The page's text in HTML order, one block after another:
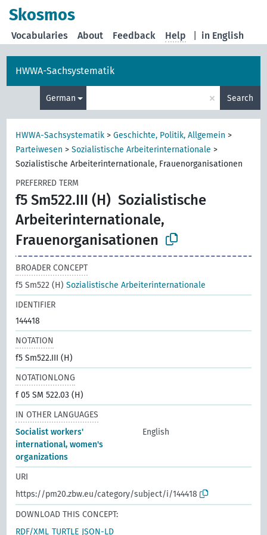
Skosmos
in English
Vocabularies About Feedback Help
HWWA-Sachsystematik
German × Search
HWWA-Sachsystematik >Geschichte, Politik, Allgemein >
Parteiwesen >Sozialistische Arbeiterinternationale >
Sozialistische Arbeiterinternationale, Frauenorganisationen
PREFERRED TERM
f5 Sm522.III (H) Sozialistische
Arbeiterinternationale,
Frauenorganisationen
BROADER CONCEPT
f5 Sm522 (H)Sozialistische Arbeiterinternationale
IDENTIFIER
144418
NOTATION
f5 Sm522.III (H)
NOTATIONLONG
f 05 SM 522.03 (H)
IN OTHER LANGUAGES
Socialist workers'
international, women's
organizations
English
URI
https://pm20.zbw.eu/category/subject/i/144418
DOWNLOAD THIS CONCEPT:
RDF/XML TURTLE JSON-LD